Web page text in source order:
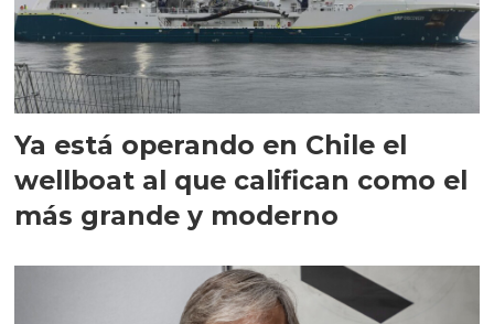
Ya está operando en Chile el
wellboat al que califican como el
más grande y moderno